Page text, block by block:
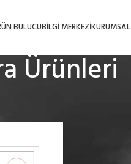
BULUCUBILGI MERKEZIKURUMSAL
Ürünleri